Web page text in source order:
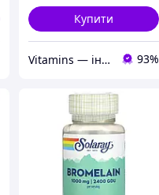
Купити
Vitamins — інтернет-магазин вітамінів та мінералів 93%